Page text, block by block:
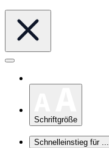
Schriftgröße
Schnelleinstieg für ...